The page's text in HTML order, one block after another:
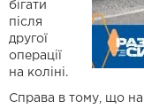
бігати
після
другої
операції
на коліні.
Справа в тому, що